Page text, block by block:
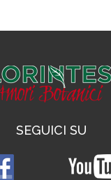
SEGUICI SU